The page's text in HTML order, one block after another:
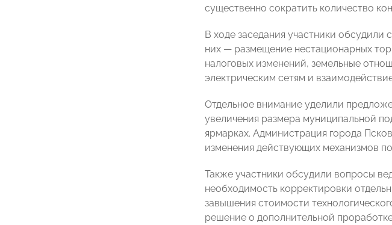
существенно сократить количество
В ходе заседания участники обсудили
них — размещение нестационарных
налоговых изменений, земельные
электрическим сетям и
Отдельное внимание уделили
увеличения размера муниципальной
ярмарках. Администрация города
изменения действующих механизмов
Также участники обсудили вопросы
необходимость корректировки
завышения стоимости
решение о дополнительной